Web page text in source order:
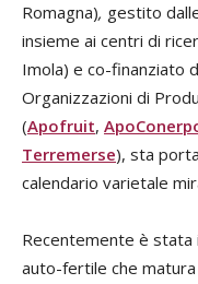
Romagna), gestito
insieme ai centri di
Imola) e co-finanziato
Organizzazioni di
(Apofruit,
Terremerse), sta
calendario varietale
Recentemente è
auto-fertile che